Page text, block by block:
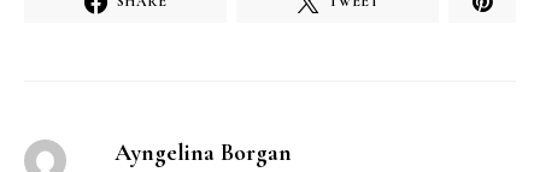
Ayngelina Borgan